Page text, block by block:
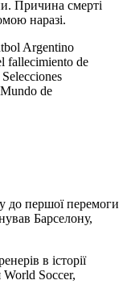
Причина смерті
наразі.
Argentino
fallecimiento de
de
до першої перемоги
Барселону,
в історії
World Soccer,